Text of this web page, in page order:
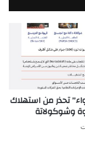
تحذر من استهلاك
وشوكولاتة